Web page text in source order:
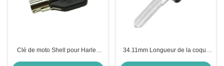
Clé de moto Shell pour Harley
34.11mm Longueur de la coque